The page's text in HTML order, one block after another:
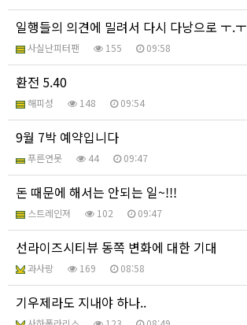
일행들의 의견에 밀려서 다시 다낭으로 ㅜ.ㅜ
사실난피터팬 155 09:58
환전 5.40
해피성 148 09:54
9월 7박 예약입니다
푸른연못 44 09:47
돈 때문에 해서는 안되는 일~!!!
스트레인져 102 09:47
선라이즈시티뷰 동쪽 변화에 대한 기대
과사랑 169 08:58
기우제라도 지내야 하나..